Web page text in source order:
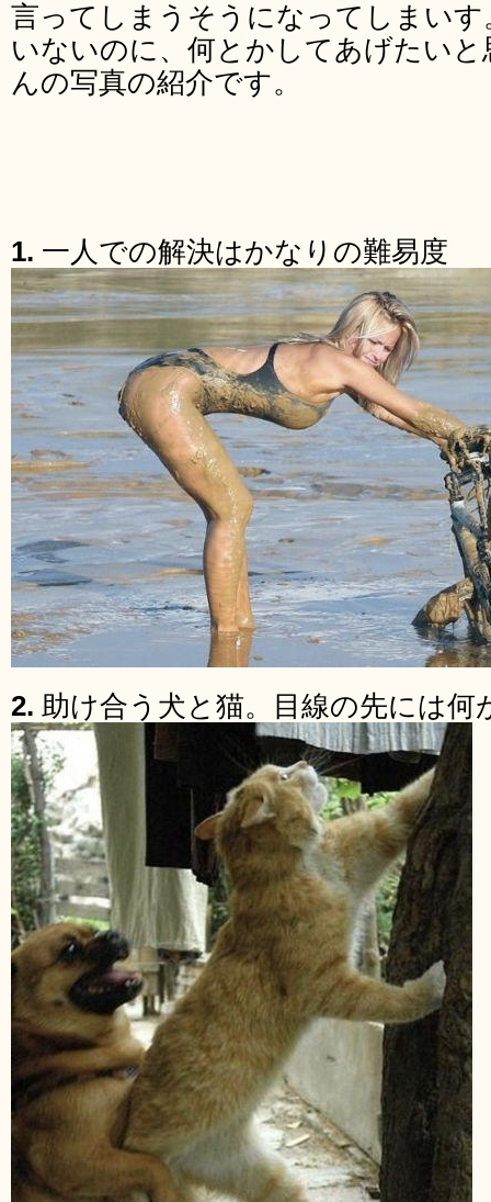
言ってしまうそうになってしまい
いないのに、何とかしてあげたい
んの写真の紹介です。
1. 一人での解決はかなりの難易度
2. 助け合う犬と猫。目線の先には